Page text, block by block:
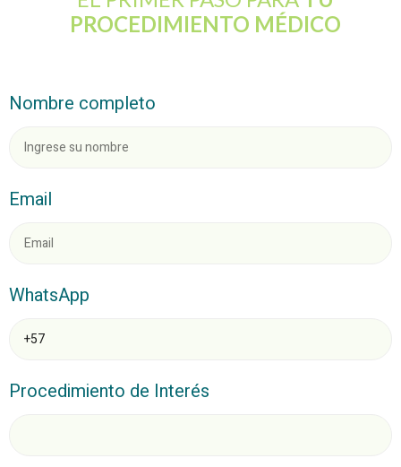
PROCEDIMIENTO MÉDICO
Nombre completo
Email
WhatsApp
Procedimiento de Interés